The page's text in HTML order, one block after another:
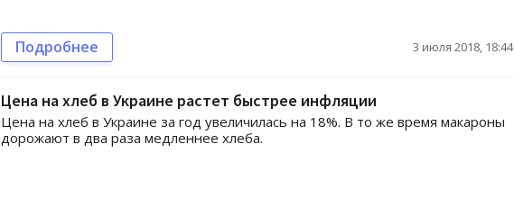
Подробнее 3 июля 2018, 18:44
Цена на хлеб в Украине растет быстрее инфляции
Цена на хлеб в Украине за год увеличилась на 18%. В то же время макароны
дорожают в два раза медленнее хлеба.